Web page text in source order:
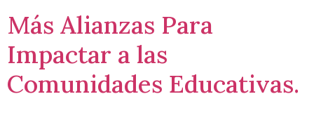
Más Alianzas Para
Impactar a las
Comunidades Educativas.